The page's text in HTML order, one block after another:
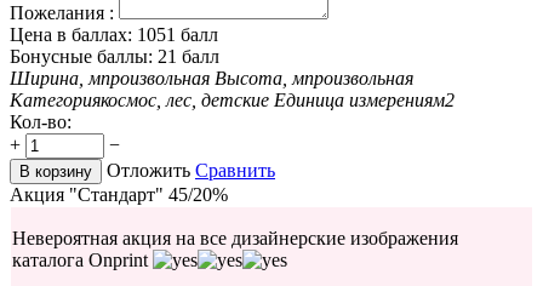
Пожелания :
Цена в баллах: 1051 балл
Бонусные баллы: 21 балл
Ширина, мпроизвольная Высота, мпроизвольная
Категориякосмос, лес, детские Единица измерениям2
Кол-во:
+
−
В корзину Отложить Сравнить
Акция "Стандарт" 45/20%
Невероятная акция на все дизайнерские изображения
каталога Onprint